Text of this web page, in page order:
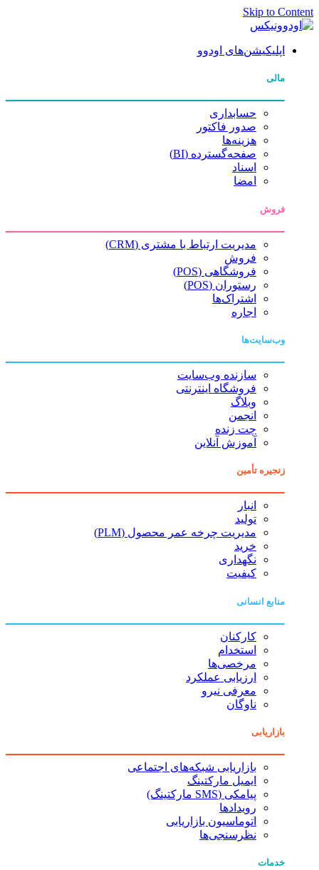
Skip to Content
اپلیکیشن‌های اودوو
مالی
حسابداری
صدور فاکتور
هزینه‌ها
صفحه‌گسترده (BI)
اسناد
امضا
فروش
مدیریت ارتباط با مشتری (CRM)
فروش
فروشگاهی (POS)
رستوران (POS)
اشتراک‌ها
اجاره
وب‌سایت‌ها
سازنده وب‌سایت
فروشگاه اینترنتی
وبلاگ
انجمن
چت زنده
آموزش آنلاین
زنجیره تأمین
انبار
تولید
مدیریت چرخه عمر محصول (PLM)
خرید
نگهداری
کیفیت
منابع انسانی
کارکنان
استخدام
مرخصی‌ها
ارزیابی عملکرد
معرفی نیرو
ناوگان
بازاریابی
بازاریابی شبکه‌های اجتماعی
ایمیل مارکتینگ
پیامکی (SMS مارکتینگ)
رویدادها
اتوماسیون بازاریابی
نظرسنجی‌ها
خدمات